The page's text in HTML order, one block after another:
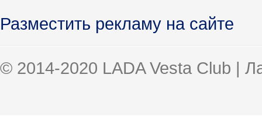
Разместить рекламу на сайте
© 2014-2020 LADA Vesta Club |